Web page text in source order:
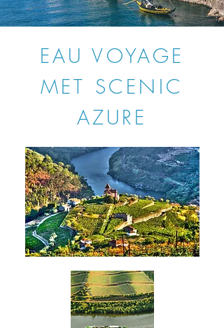
EAU VOYAGE
MET SCENIC
AZURE